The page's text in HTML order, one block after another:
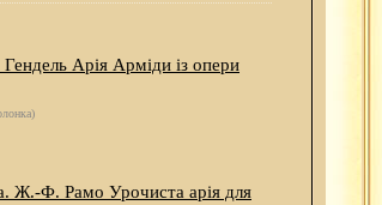
Гендель Арія Арміди із опери
Ж.-Ф. Рамо Урочиста арія для